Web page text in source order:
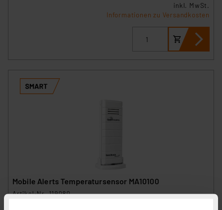
inkl. MwSt.
Informationen zu Versandkosten
Mobile Alerts Temperatursensor MA10100
Artikel-Nr. 119080